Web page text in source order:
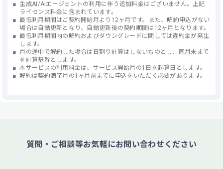
生成AI/AIエージェントの利用に伴う追加料金はございません。上記
ライセンス料金に含まれています。
最低利用期間はご契約開始月より12ヶ月です。また、解約申込がない
場合は自動更新となり、自動更新後の契約期間は12ヶ月となります。
最低利用期間内の解約およびダウングレードに関しては違約金が発生
します。
月の途中で解約した場合は日割り計算はしないものとし、同月末まで
を計算基幹とします。
本サービスの利用料金は、サービス開始月の1日を起算日とします。
解約は契約満了月の1ヶ月前までに申込をいただく必要があります。
質問・ご相談等お気軽にお問い合わせください